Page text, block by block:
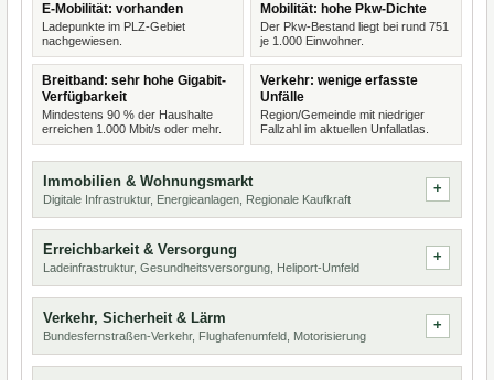
E-Mobilität: vorhanden
Ladepunkte im PLZ-Gebiet
nachgewiesen.
Mobilität: hohe Pkw-Dichte
Der Pkw-Bestand liegt bei rund 751
je 1.000 Einwohner.
Breitband: sehr hohe Gigabit-
Verfügbarkeit
Mindestens 90 % der Haushalte
erreichen 1.000 Mbit/s oder mehr.
Verkehr: wenige erfasste
Unfälle
Region/Gemeinde mit niedriger
Fallzahl im aktuellen Unfallatlas.
Immobilien & Wohnungsmarkt
Digitale Infrastruktur, Energieanlagen, Regionale Kaufkraft
Erreichbarkeit & Versorgung
Ladeinfrastruktur, Gesundheitsversorgung, Heliport-Umfeld
Verkehr, Sicherheit & Lärm
Bundesfernstraßen-Verkehr, Flughafenumfeld, Motorisierung